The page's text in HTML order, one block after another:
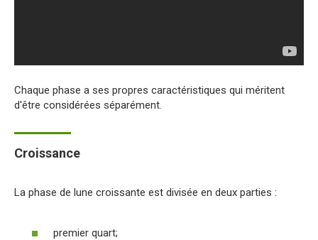
Chaque phase a ses propres caractéristiques qui méritent
d'être considérées séparément.
Croissance
La phase de lune croissante est divisée en deux parties :
premier quart;